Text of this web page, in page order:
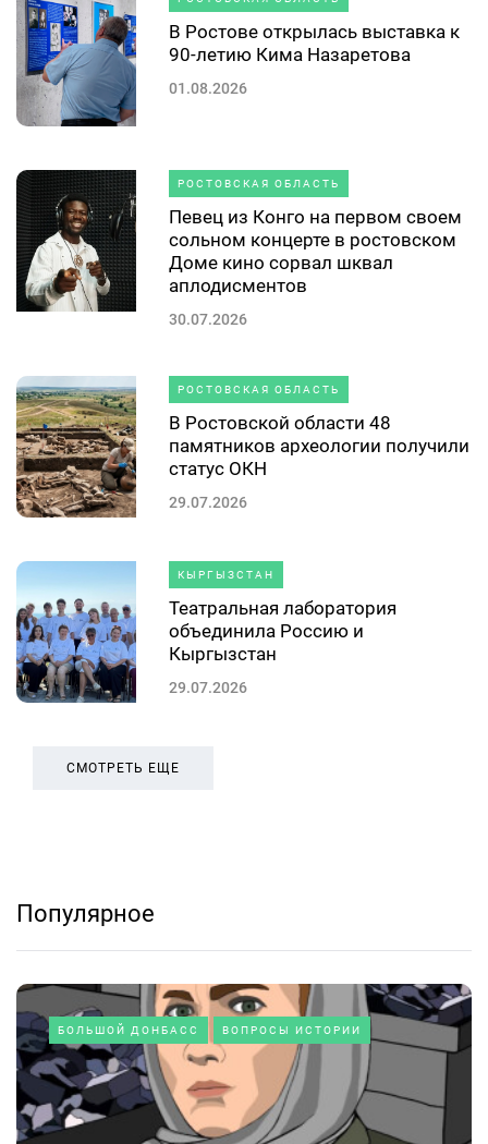
В Ростове открылась выставка к
90-летию Кима Назаретова
01.08.2026
РОСТОВСКАЯ ОБЛАСТЬ
Певец из Конго на первом своем
сольном концерте в ростовском
Доме кино сорвал шквал
аплодисментов
30.07.2026
РОСТОВСКАЯ ОБЛАСТЬ
В Ростовской области 48
памятников археологии получили
статус ОКН
29.07.2026
КЫРГЫЗСТАН
Театральная лаборатория
объединила Россию и
Кыргызстан
29.07.2026
СМОТРЕТЬ ЕЩЕ
Популярное
БОЛЬШОЙ ДОНБАСС ВОПРОСЫ ИСТОРИИ